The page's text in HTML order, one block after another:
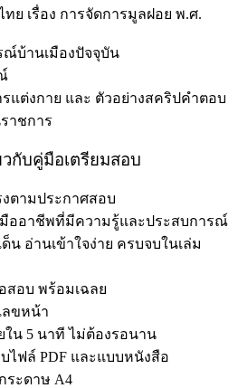
ย เรื่อง การจัดการมูลฝอย พ.ศ.
ณ์บ้านเมืองปัจจุบัน
รแต่งกาย และ ตัวอย่างสคริปคำตอบ
าชการ
วกับคู่มือเตรียมสอบ
ตามประกาศสอบ
มืออาชีพที่มีความรู้และประสบการณ์
น อ่านเข้าใจง่าย ครบจบในเล่ม
สอบ พร้อมเฉลย
ลขหน้า
ใน 5 นาที ไม่ต้องรอนาน
ไฟล์ PDF และแบบหนังสือ
ระดาษ A4